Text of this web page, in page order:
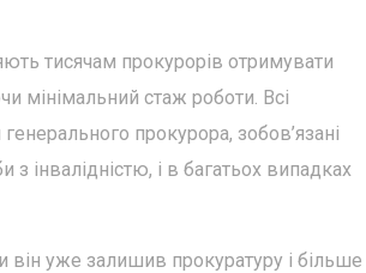
тисячам прокурорів отримувати
мінімальний стаж роботи. Всі
прокурора, зобов’язані
інвалідністю, і в багатьох випадках
він уже залишив прокуратуру і більше